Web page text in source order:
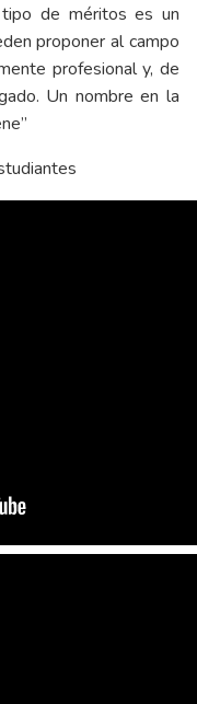
de méritos es un
proponer al campo
profesional y, de
Un nombre en la